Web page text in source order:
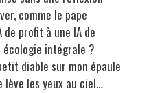
comme le pape
de profit à une IA de
intégrale ?
diable sur mon épaule
les yeux au ciel…